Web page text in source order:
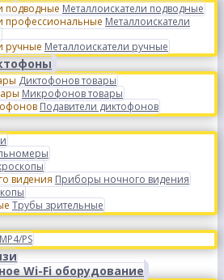
Металлоискатели подводные
Металлоискатели
Металлоискатели ручные
Диктофонов товары
Микрофонов товары
Подавители диктофонов
Приборы ночного видения
Трубы зрительные
PS
Wi-Fi оборудование